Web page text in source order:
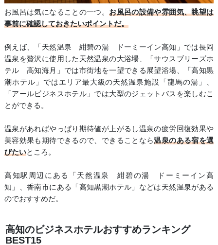
お風呂は気になることの一つ。お風呂の設備や雰囲気、眺望は
事前に確認しておきたいポイントだ。
例えば、「天然温泉 紺碧の湯 ドーミーイン高知」では長岡
温泉を贅沢に使用した天然温泉の大浴場、「サウスブリーズホ
テル 高知海月」では市街地を一望できる展望浴場、「高知黒
潮ホテル」ではエリア最大級の天然温泉施設「龍馬の湯」、
「アールビジネスホテル」では大型のジェットバスを楽しむこ
とができる。
温泉があればやっぱり期待値が上がるし温泉の疲労回復効果や
美容効果も期待できるので、できることなら温泉のある宿を選
びたいところ。
高知駅周辺にある「天然温泉 紺碧の湯 ドーミーイン高
知」、香南市にある「高知黒潮ホテル」などは天然温泉がある
のでおすすめだ。
高知のビジネスホテルおすすめランキング
BEST15